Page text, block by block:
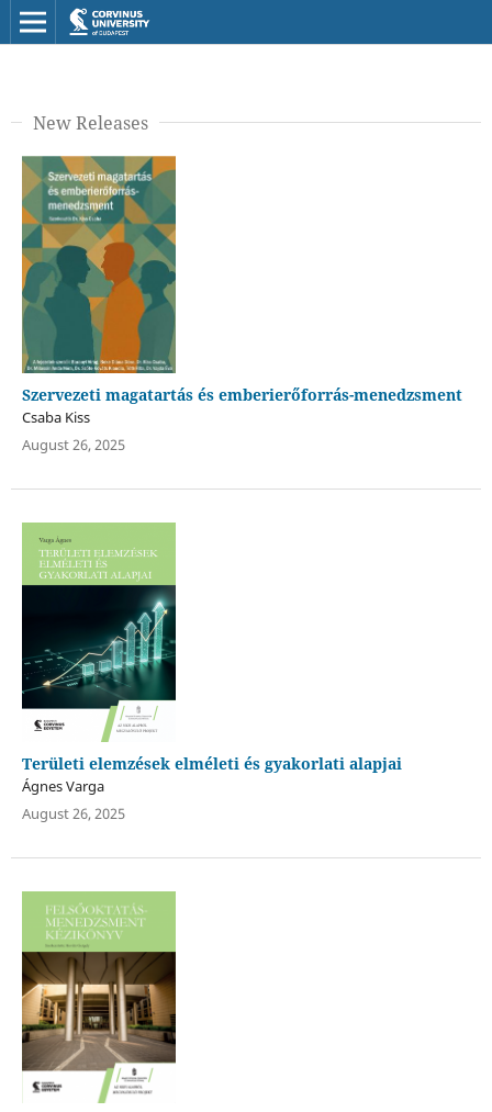
New Releases
Szervezeti magatartás és emberierőforrás-menedzsment
Csaba Kiss
August 26, 2025
Területi elemzések elméleti és gyakorlati alapjai
Ágnes Varga
August 26, 2025